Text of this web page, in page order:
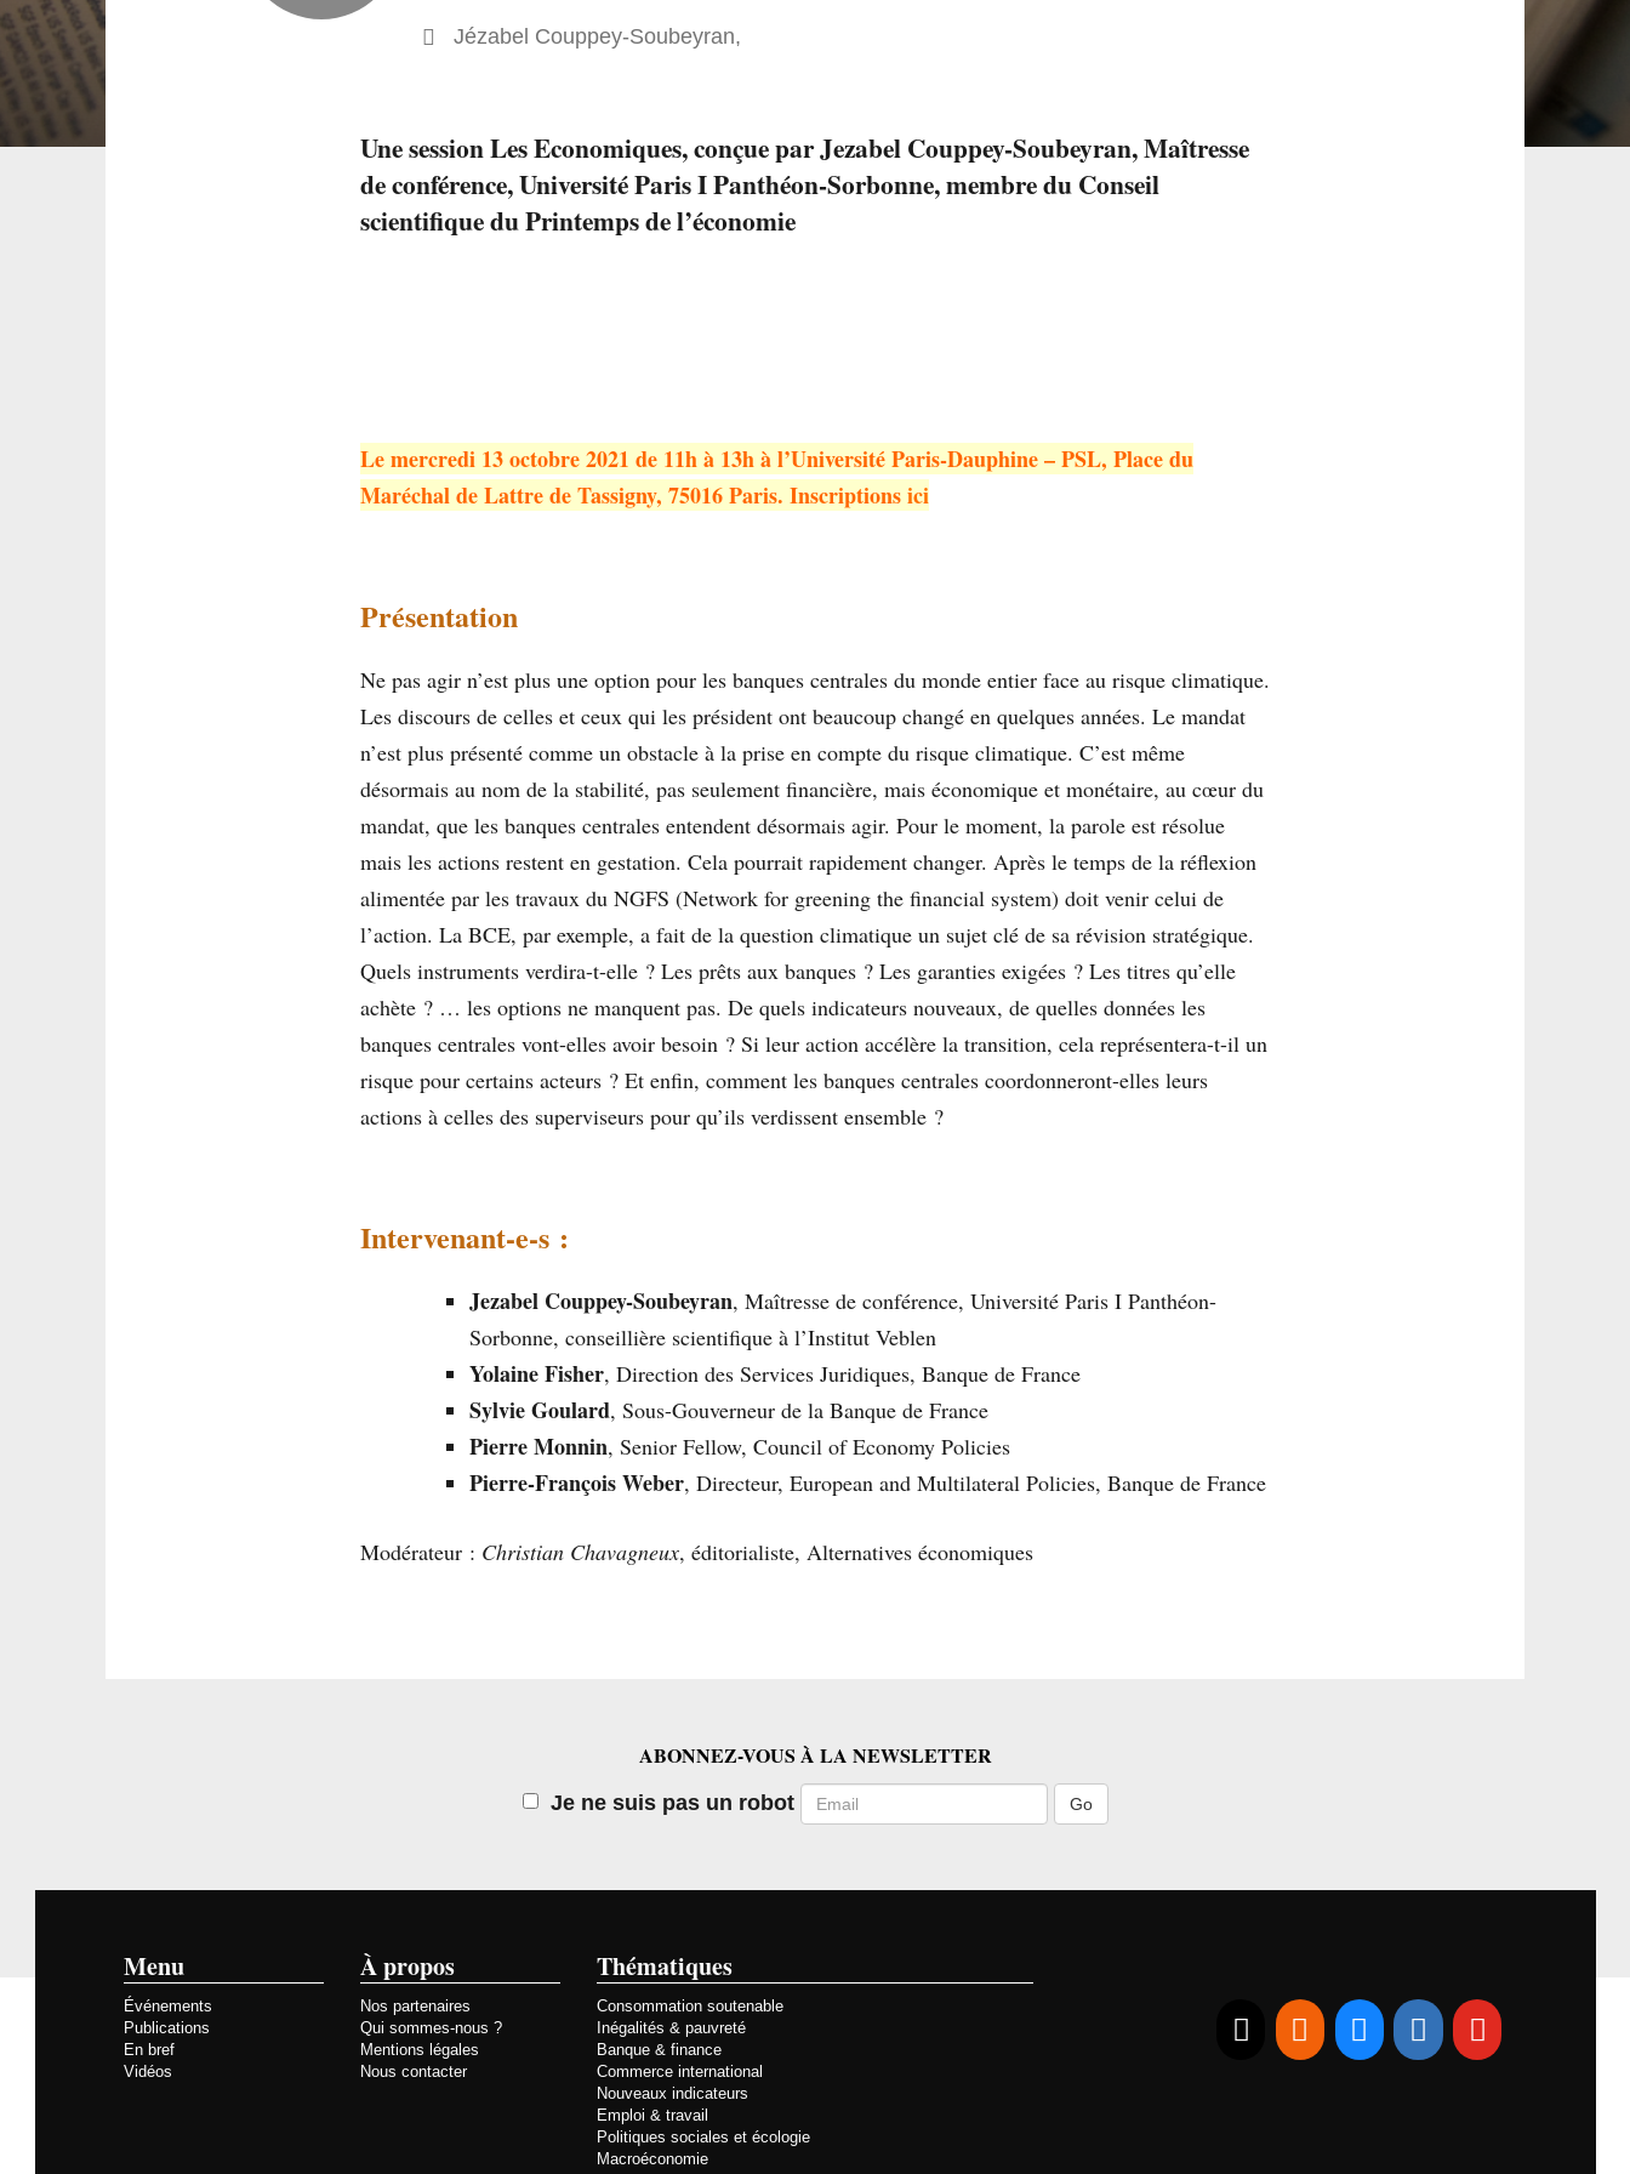
Jézabel Couppey-Soubeyran,
Une session Les Economiques, conçue par Jezabel Couppey-Soubeyran, Maîtresse
de conférence, Université Paris I Panthéon-Sorbonne, membre du Conseil
scientifique du Printemps de l’économie
Le mercredi 13 octobre 2021 de 11h à 13h à l’Université Paris-Dauphine – PSL, Place du
Maréchal de Lattre de Tassigny, 75016 Paris. Inscriptionsici
Présentation
Ne pas agir n’est plus une option pour les banques centrales du monde entier face au risque climatique.
Les discours de celles et ceux qui les président ont beaucoup changé en quelques années. Le mandat
n’est plus présenté comme un obstacle à la prise en compte du risque climatique. C’est même
désormais au nom de la stabilité, pas seulement financière, mais économique et monétaire, au cœur du
mandat, que les banques centrales entendent désormais agir. Pour le moment, la parole est résolue
mais les actions restent en gestation. Cela pourrait rapidement changer. Après le temps de la réflexion
alimentée par les travaux du NGFS (Network for greening the financial system) doit venir celui de
l’action. La BCE, par exemple, a fait de la question climatique un sujet clé de sa révision stratégique.
Quels instruments verdira-t-elle ? Les prêts aux banques ? Les garanties exigées ? Les titres qu’elle
achète ? … les options ne manquent pas. De quels indicateurs nouveaux, de quelles données les
banques centrales vont-elles avoir besoin ? Si leur action accélère la transition, cela représentera-t-il un
risque pour certains acteurs ? Et enfin, comment les banques centrales coordonneront-elles leurs
actions à celles des superviseurs pour qu’ils verdissent ensemble ?
Intervenant-e-s :
Jezabel Couppey-Soubeyran, Maîtresse de conférence, Université Paris I Panthéon-
Sorbonne, conseillière scientifique à l’Institut Veblen
Yolaine Fisher, Direction des Services Juridiques, Banque de France
Sylvie Goulard, Sous-Gouverneur de la Banque de France
Pierre Monnin, Senior Fellow, Council of Economy Policies
Pierre-François Weber, Directeur, European and Multilateral Policies, Banque de France
Modérateur : Christian Chavagneux, éditorialiste, Alternatives économiques
ABONNEZ-VOUS À LA NEWSLETTER
Je ne suis pas un robot Email
Menu
Événements
Publications
En bref
Vidéos
À propos
Nos partenaires
Qui sommes-nous ?
Mentions légales
Nous contacter
Thématiques
Consommation soutenable
Inégalités & pauvreté
Banque & finance
Commerce international
Nouveaux indicateurs
Emploi & travail
Politiques sociales et écologie
Macroéconomie